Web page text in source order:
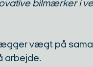
bilmærker i
vægt på
arbejde.